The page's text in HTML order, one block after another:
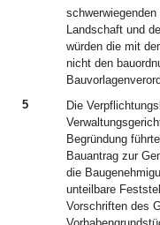
Landschaft und
würden die mit
nicht den
5
Die
Begründung
Bauantrag zur
die
unteilbare
Vorschriften des